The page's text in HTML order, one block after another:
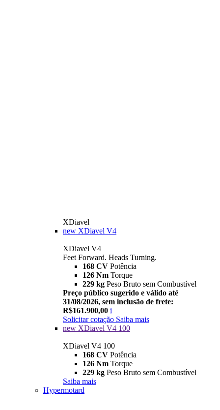
XDiavel
new XDiavel V4
XDiavel V4
Feet Forward. Heads Turning.
168 CV Potência
126 Nm Torque
229 kg Peso Bruto sem Combustível
Preço público sugerido e válido até
31/08/2026, sem inclusão de frete:
R$161.900,00 i
Solicitar cotação Saiba mais
new XDiavel V4 100
XDiavel V4 100
168 CV Potência
126 Nm Torque
229 kg Peso Bruto sem Combustível
Saiba mais
Hypermotard